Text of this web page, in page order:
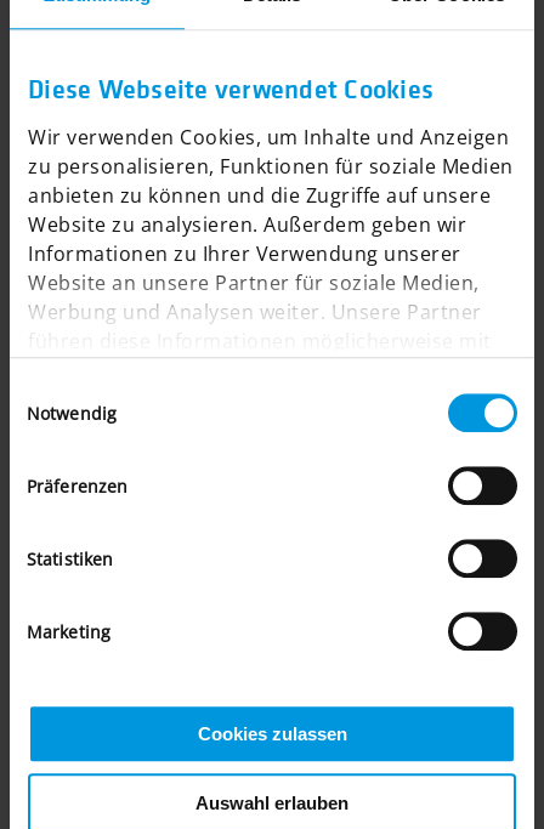
Diese Webseite verwendet Cookies
Wir verwenden Cookies, um Inhalte und Anzeigen
zu personalisieren, Funktionen für soziale Medien
anbieten zu können und die Zugriffe auf unsere
Website zu analysieren. Außerdem geben wir
Informationen zu Ihrer Verwendung unserer
Website an unsere Partner für soziale Medien,
Werbung und Analysen weiter. Unsere Partner
führen diese Informationen möglicherweise mit
bereitgestellt haben oder die sie im Rahmen Ihrer
Nutzung der Dienste gesammelt haben.
Notwendig
Präferenzen
Statistiken
Marketing
Cookies zulassen
Auswahl erlauben
WOLSDORFF Tobacco:
B2C-Onlineshop mit Altersprüfung
ERFAHREN SIE MEHR
länderübergreifendes Onlineshop-
Konzept